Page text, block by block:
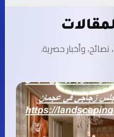
وأخبار حصرية.